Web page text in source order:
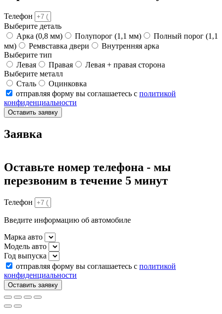
Телефон
Выберите деталь
Арка (0,8 мм)
Полупорог (1,1 мм)
Полный порог (1,1
мм)
Ремвставка двери
Внутренняя арка
Выберите тип
Левая
Правая
Левая + правая сторона
Выберите металл
Сталь
Оцинковка
отправляя форму вы соглашаетесь с политикой
конфиденциальности
Оставить заявку
Заявка
Оставьте номер телефона - мы
перезвоним в течение 5 минут
Телефон
Введите информацию об автомобиле
Марка авто
Модель авто
Год выпуска
отправляя форму вы соглашаетесь с политикой
конфиденциальности
Оставить заявку